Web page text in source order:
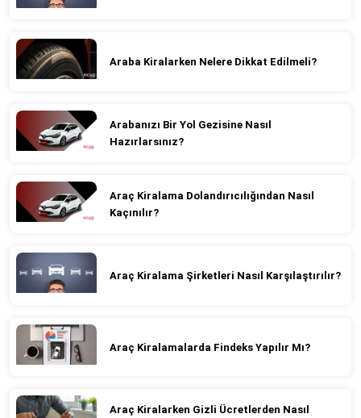
Araba Kiralarken Nelere Dikkat Edilmeli?
Arabanızı Bir Yol Gezisine Nasıl
Hazırlarsınız?
Araç Kiralama Dolandırıcılığından Nasıl
Kaçınılır?
Araç Kiralama Şirketleri Nasıl Karşılaştırılır?
Araç Kiralamalarda Findeks Yapılır Mı?
Araç Kiralarken Gizli Ücretlerden Nasıl